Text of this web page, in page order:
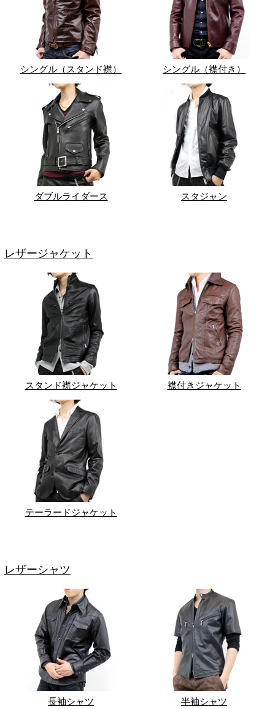
シングル（スタンド襟） シングル（襟付き）
ダブルライダース スタジャン
レザージャケット
スタンド襟ジャケット 襟付きジャケット
テーラードジャケット
レザーシャツ
長袖シャツ 半袖シャツ